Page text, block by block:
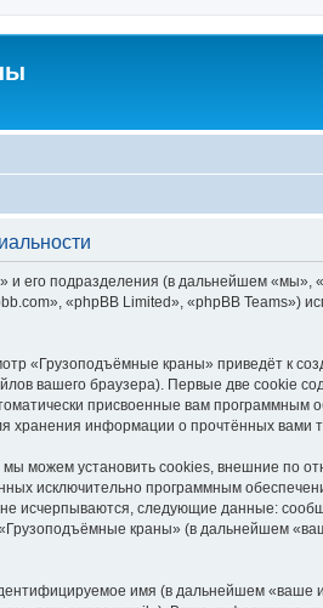
и его подразделения (в дальнейшем
«phpBB Limited», «phpBB Teams»)
«Грузоподъёмные краны» приведёт к
вашего браузера). Первые две cookie
присвоенные вам программным
хранения информации о прочтённых
можем установить cookies, внешние по
исключительно программным
исчерпываются, следующие данные:
краны» (в дальнейшем
имя (в дальнейшем